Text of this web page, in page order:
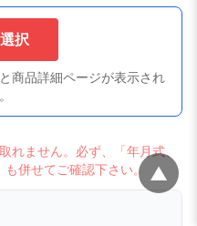
択
商品詳細ページが表示され
れません。必ず、「年月式、
併せてご確認下さい。 ▲